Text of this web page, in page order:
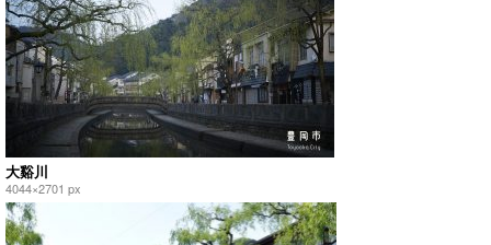
大谿川
4044×2701 px